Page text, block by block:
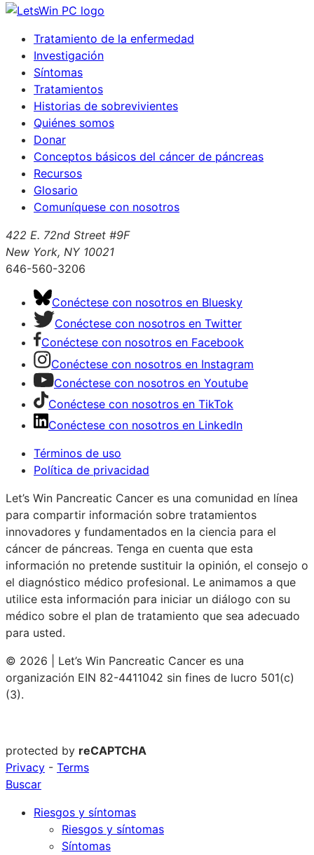
Tratamiento de la enfermedad
Investigación
Síntomas
Tratamientos
Historias de sobrevivientes
Quiénes somos
Donar
Conceptos básicos del cáncer de páncreas
Recursos
Glosario
Comuníquese con nosotros
422 E. 72nd Street #9F
New York, NY 10021
646-560-3206
Conéctese con nosotros en Bluesky
Conéctese con nosotros en Twitter
Conéctese con nosotros en Facebook
Conéctese con nosotros en Instagram
Conéctese con nosotros en Youtube
Conéctese con nosotros en TikTok
Conéctese con nosotros en LinkedIn
Términos de uso
Política de privacidad
Let’s Win Pancreatic Cancer es una comunidad en línea
para compartir información sobre tratamientos
innovadores y fundamentados en la ciencia para el
cáncer de páncreas. Tenga en cuenta que esta
información no pretende sustituir la opinión, el consejo o
el diagnóstico médico profesional. Le animamos a que
utilice esta información para iniciar un diálogo con su
médico sobre el plan de tratamiento que sea adecuado
para usted.
© 2026 | Let’s Win Pancreatic Cancer es una
organización EIN 82-4411042 sin fines de lucro 501(c)
(3).
protected by reCAPTCHA
Privacy - Terms
Buscar
Riesgos y síntomas
Riesgos y síntomas
Síntomas